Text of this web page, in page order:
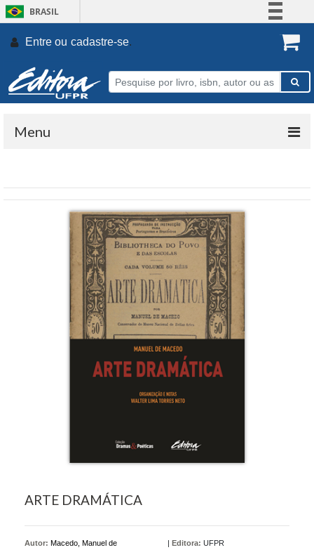
BRASIL
Participe
Entre ou cadastre-se.
Menu
ARTE DRAMÁTICA
Autor: Macedo, Manuel de | Editora: UFPR